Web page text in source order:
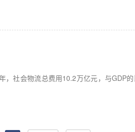
社会物流总费用10.2万亿元，与GDP